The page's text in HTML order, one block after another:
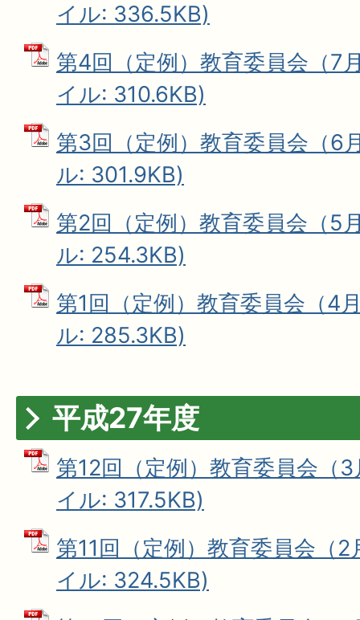
イル: 336.5KB)
第4回（定例）教育委員会（7
イル: 310.6KB)
第3回（定例）教育委員会（6
ル: 301.9KB)
第2回（定例）教育委員会（5
ル: 254.3KB)
第1回（定例）教育委員会（4
ル: 285.3KB)
平成27年度
第12回（定例）教育委員会（
イル: 317.5KB)
第11回（定例）教育委員会（
イル: 324.5KB)